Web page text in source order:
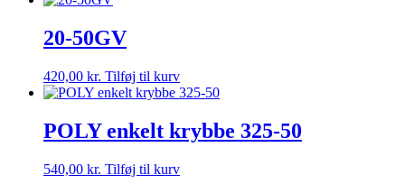
20-50GV
420,00 kr. Tilføj til kurv
POLY enkelt krybbe 325-50
540,00 kr. Tilføj til kurv